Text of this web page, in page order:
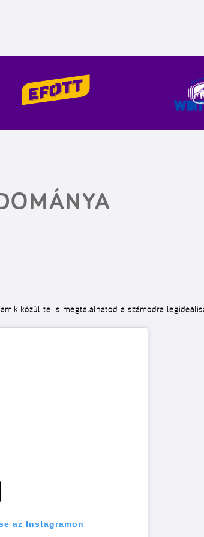
közül te is megtalálhatod a számodra
az Instagramon